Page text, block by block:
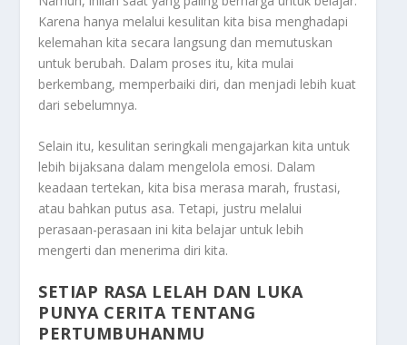
Karena hanya melalui kesulitan kita bisa menghadapi
kelemahan kita secara langsung dan memutuskan
untuk berubah. Dalam proses itu, kita mulai
berkembang, memperbaiki diri, dan menjadi lebih kuat
dari sebelumnya.
Selain itu, kesulitan seringkali mengajarkan kita untuk
lebih bijaksana dalam mengelola emosi. Dalam
keadaan tertekan, kita bisa merasa marah, frustasi,
atau bahkan putus asa. Tetapi, justru melalui
perasaan-perasaan ini kita belajar untuk lebih
mengerti dan menerima diri kita.
SETIAP RASA LELAH DAN LUKA
PUNYA CERITA TENTANG
PERTUMBUHANMU